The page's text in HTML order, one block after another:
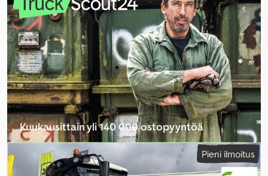
Kuukausittain yli 140 000 ostopyyntöä
Valitse jälleenmyyjäpaketti Pieni ilmoitus